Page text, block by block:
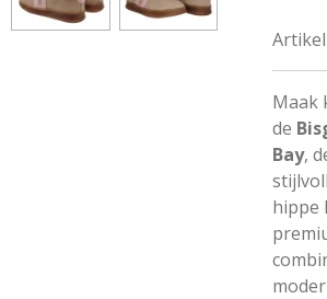
Maak
de
Bay,
hippe